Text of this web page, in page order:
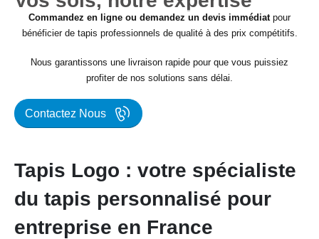
Commandez en ligne ou demandez un devis immédiatpour
bénéficier de tapis professionnels de qualité à des prix compétitifs.
Nous garantissons une livraison rapide pour que vous puissiez
profiter de nos solutions sans délai.
Contactez Nous
Tapis Logo : votre spécialiste
du tapis personnalisé pour
entreprise en France